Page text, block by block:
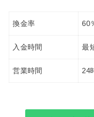
換金率 60
入金時間 最
営業時間 24